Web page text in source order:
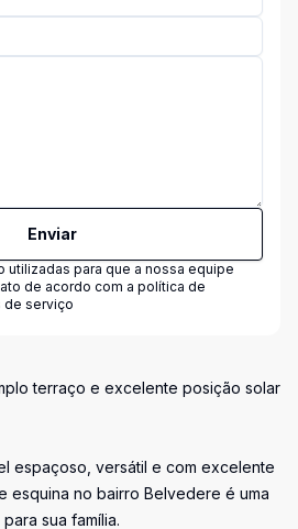
Enviar
utilizadas para que a nossa equipe
de acordo com a política de
de serviço
terraço e excelente posição solar
espaçoso, versátil e com excelente
esquina no bairro Belvedere é uma
sua família.